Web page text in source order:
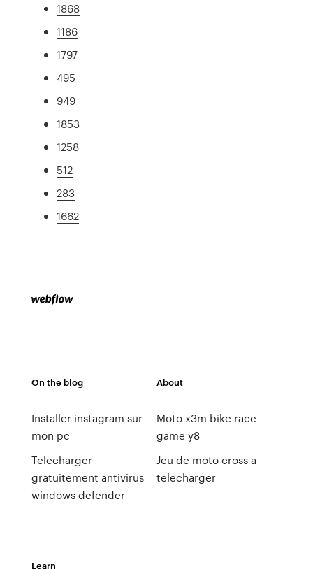
1868
1186
1797
495
949
1853
1258
512
283
1662
On the blog
Installer instagram sur
mon pc
Telecharger
gratuitement antivirus
windows defender
About
Moto x3m bike race
game y8
Jeu de moto cross a
telecharger
Learn